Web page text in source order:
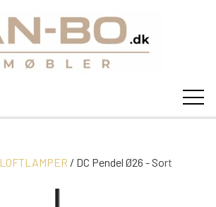
STUEN
LOFTLAMPER DC Pendel Ø26 - Sort